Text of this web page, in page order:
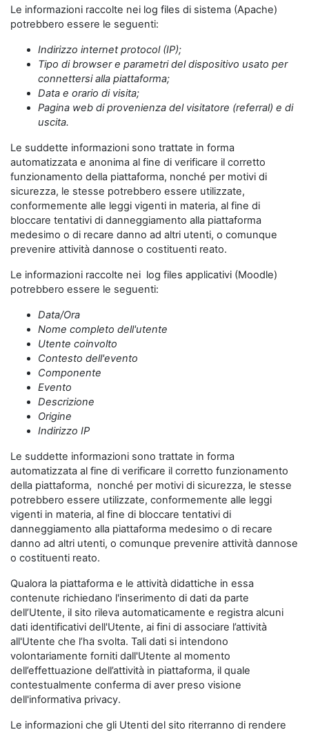
Le informazioni raccolte nei log files di sistema (Apache)
potrebbero essere le seguenti:
Indirizzo internet protocol (IP);
Tipo di browser e parametri del dispositivo usato per
connettersi alla piattaforma;
Data e orario di visita;
Pagina web di provenienza del visitatore (referral) e di
uscita.
Le suddette informazioni sono trattate in forma
automatizzata e anonima al fine di verificare il corretto
funzionamento della piattaforma, nonché per motivi di
sicurezza, le stesse potrebbero essere utilizzate,
conformemente alle leggi vigenti in materia, al fine di
bloccare tentativi di danneggiamento alla piattaforma
medesimo o di recare danno ad altri utenti, o comunque
prevenire attività dannose o costituenti reato.
Le informazioni raccolte nei log files applicativi (Moodle)
potrebbero essere le seguenti:
Data/Ora
Nome completo dell'utente
Utente coinvolto
Contesto dell'evento
Componente
Evento
Descrizione
Origine
Indirizzo IP
Le suddette informazioni sono trattate in forma
automatizzata al fine di verificare il corretto funzionamento
della piattaforma, nonché per motivi di sicurezza, le stesse
potrebbero essere utilizzate, conformemente alle leggi
vigenti in materia, al fine di bloccare tentativi di
danneggiamento alla piattaforma medesimo o di recare
danno ad altri utenti, o comunque prevenire attività dannose
o costituenti reato.
Qualora la piattaforma e le attività didattiche in essa
contenute richiedano l'inserimento di dati da parte
dell’Utente, il sito rileva automaticamente e registra alcuni
dati identificativi dell'Utente, ai fini di associare l’attività
all'Utente che l’ha svolta. Tali dati si intendono
volontariamente forniti dall'Utente al momento
dell’effettuazione dell’attività in piattaforma, il quale
contestualmente conferma di aver preso visione
dell'informativa privacy.
Le informazioni che gli Utenti del sito riterranno di rendere